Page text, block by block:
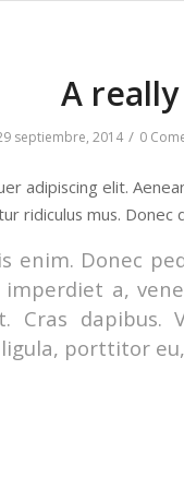
A
septiembre, 2014 / 0
adipiscing elit.
ridiculus mus.
enim. Donec
a,
Cras dapibus.
porttitor